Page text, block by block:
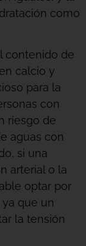
como
contenido de
calcio y
para la
con
riesgo de
aguas con
si una
arterial o la
optar por
que un
la tensión